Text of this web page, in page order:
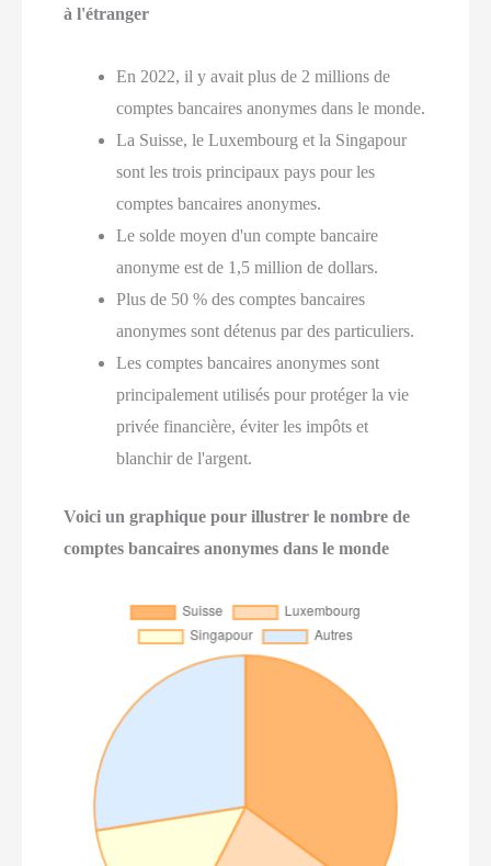
Trophées
à l'étranger
En 2022, il y avait plus de 2 millions de
comptes bancaires anonymes dans le monde.
La Suisse, le Luxembourg et la Singapour
sont les trois principaux pays pour les
comptes bancaires anonymes.
Le solde moyen d'un compte bancaire
anonyme est de 1,5 million de dollars.
Plus de 50 % des comptes bancaires
anonymes sont détenus par des particuliers.
Les comptes bancaires anonymes sont
principalement utilisés pour protéger la vie
privée financière, éviter les impôts et
blanchir de l'argent.
Voici un graphique pour illustrer le nombre de
comptes bancaires anonymes dans le monde